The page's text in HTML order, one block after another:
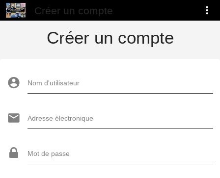
Créer un compte
Créer un compte
Nom d'utilisateur
Adresse électronique
Mot de passe